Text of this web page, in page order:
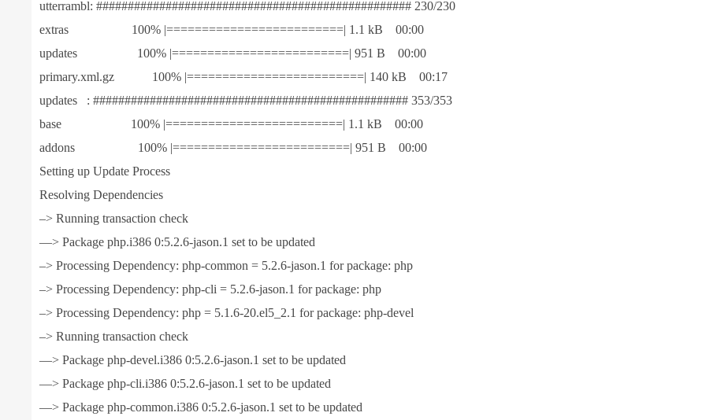
utterrambl: ################################################## 230/230
extras 100% |=========================| 1.1 kB 00:00
updates 100% |=========================| 951 B 00:00
primary.xml.gz 100% |=========================| 140 kB 00:17
updates : ################################################## 353/353
base 100% |=========================| 1.1 kB 00:00
addons 100% |=========================| 951 B 00:00
Setting up Update Process
Resolving Dependencies
–> Running transaction check
—> Package php.i386 0:5.2.6-jason.1 set to be updated
–> Processing Dependency: php-common = 5.2.6-jason.1 for package: php
–> Processing Dependency: php-cli = 5.2.6-jason.1 for package: php
–> Processing Dependency: php = 5.1.6-20.el5_2.1 for package: php-devel
–> Running transaction check
—> Package php-devel.i386 0:5.2.6-jason.1 set to be updated
—> Package php-cli.i386 0:5.2.6-jason.1 set to be updated
—> Package php-common.i386 0:5.2.6-jason.1 set to be updated